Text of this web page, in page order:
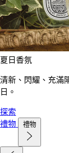
夏日香氛
清新、閃耀、充滿
日。
探索
禮物
禮物